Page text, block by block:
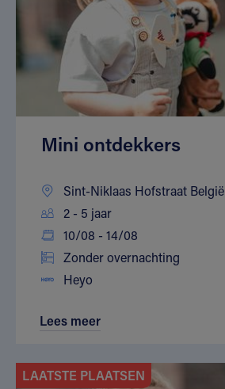
Mini ontdekkers
Sint-Niklaas Hofstraat België
2 - 5 jaar
10/08 - 14/08
Zonder overnachting
Heyo
Lees meer
LAATSTE PLAATSEN